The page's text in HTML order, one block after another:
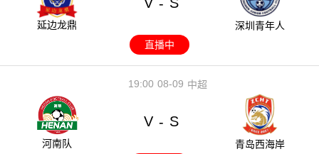
延边龙鼎
-
深圳青年人
直播中
08-09
19:00 中超
河南队
V - S
青岛西海岸